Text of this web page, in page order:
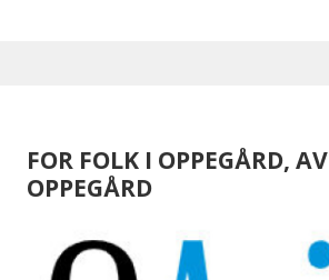
FOR FOLK I OPPEGÅRD,
OPPEGÅRD